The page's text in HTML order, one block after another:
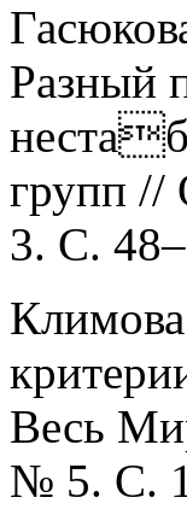
Разный
групп //
3. С.
Весь
№ 5. С.